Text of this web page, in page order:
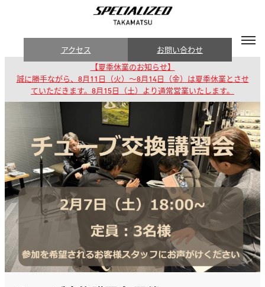
アクセス お問い合わせ
【夏季休業のお知らせ】
誠に勝手ながら、8月11日（火）～8月14日（金）は夏季休業とさせ
ていただきます。8月15日（土）より通常営業いたします。